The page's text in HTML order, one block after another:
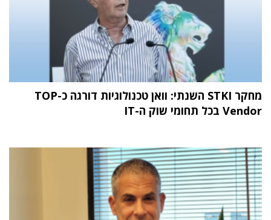
מחקר STKI השנתי: וואן טכנולוגיות דורגה כ-TOP
Vendor בכל תחומי שוק ה-IT